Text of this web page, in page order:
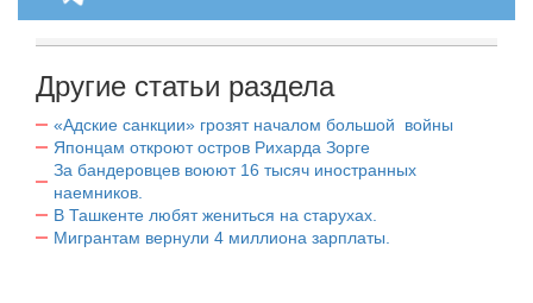
Другие статьи раздела
«Адские санкции» грозят началом большой войны
Японцам откроют остров Рихарда Зорге
За бандеровцев воюют 16 тысяч иностранных
наемников.
В Ташкенте любят жениться на старухах.
Мигрантам вернули 4 миллиона зарплаты.